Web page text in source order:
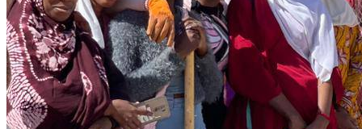
Citoyenneté
20 November 2025
Projet Parcours Citoyen : La campagne de
reboisement d’arbres dépasse ses objectifs